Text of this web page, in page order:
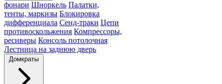
фонари Шноркель Палатки,
тенты, маркизы Блокировка
дифференциала Сенд-траки Цепи
противоскольжения Компрессоры,
ресиверы Консоль потолочная
Лестница на заднюю дверь
Домкраты